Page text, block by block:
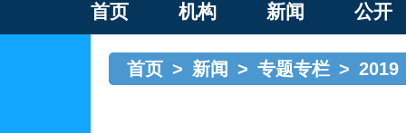
首页 机构 新闻 公开
首页 > 新闻 > 专题专栏 > 2019